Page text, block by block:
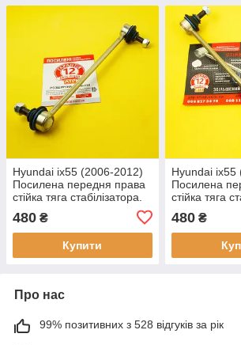
Hyundai ix55 (2006-2012)
Посилена передня права
стійка тяга стабілізатора.
480 ₴
Купити
Hyundai ix55
Посилена
стійка тяга
548302B000
480₴
Про нас
99% позитивних з 528 відгуків за рік